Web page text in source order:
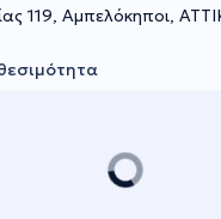
119, Αμπελόκηποι,